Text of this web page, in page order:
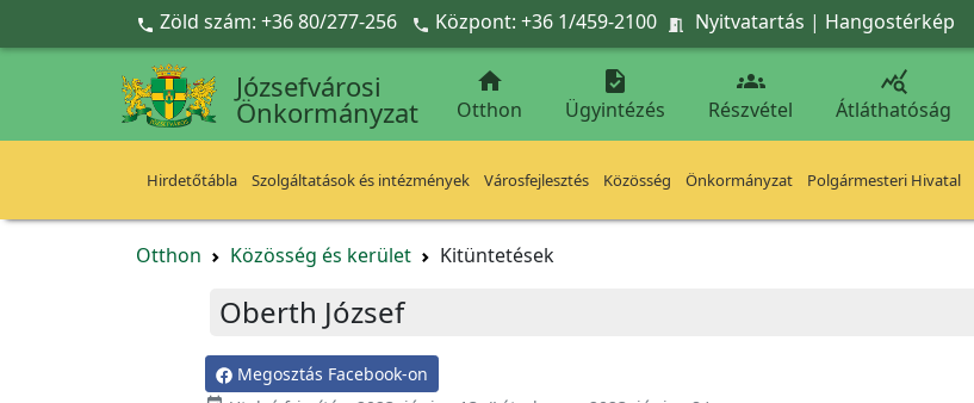
Ugrás a fő tartalomra
 Zöld szám: +36 80/277-256  Központ: +36 1/459-2100  Nyitvatartás | Hangostérkép
Józsefvárosi
Önkormányzat

Otthon

Ügyintézés

Részvétel

Átláthatóság
Hirdetőtábla Szolgáltatások és intézmények Városfejlesztés Közösség Önkormányzat Polgármesteri Hivatal
Otthon Közösség és kerület Kitüntetések
Oberth József
Megosztás Facebook-on